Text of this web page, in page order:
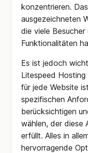
konzentrieren.
ausgezeichneten
die viele
Funktionalitäten
Es ist jedoch
Litespeed
für jede Website
spezifischen
berücksichtigen
wählen, der diese
erfüllt. Alles in
hervorragende